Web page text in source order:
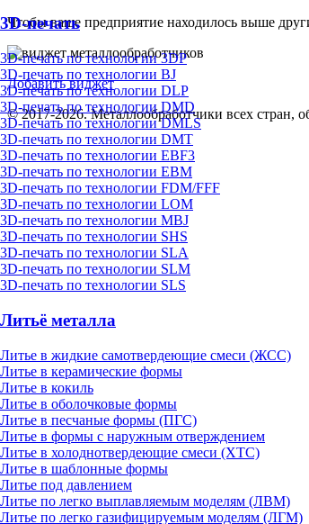
3D-печать
3D-печать по технологии 3DP
3D-печать по технологии BJ
3D-печать по технологии DLP
3D-печать по технологии DMD
3D-печать по технологии DMLS
3D-печать по технологии DMT
3D-печать по технологии EBF3
3D-печать по технологии EBM
3D-печать по технологии FDM/FFF
3D-печать по технологии LOM
3D-печать по технологии MBJ
3D-печать по технологии SHS
3D-печать по технологии SLA
3D-печать по технологии SLM
3D-печать по технологии SLS
Литьё металла
Литье в жидкие самотвердеющие смеси (ЖСС)
Литье в керамические формы
Литье в кокиль
Литье в оболочковые формы
Литье в песчаные формы (ПГС)
Литье в формы с наружным отверждением
Литье в холоднотвердеющие смеси (ХТС)
Литье в шаблонные формы
Литье под давлением
Литье по легко выплавляемым моделям (ЛВМ)
Литье по легко газифицируемым моделям (ЛГМ)
Чтобы ваше предприятие находилось выше
Добавить виджет
© 2017-2026. Металлообработчики всех стран,